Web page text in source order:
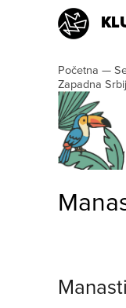
Početna —
Zapadna